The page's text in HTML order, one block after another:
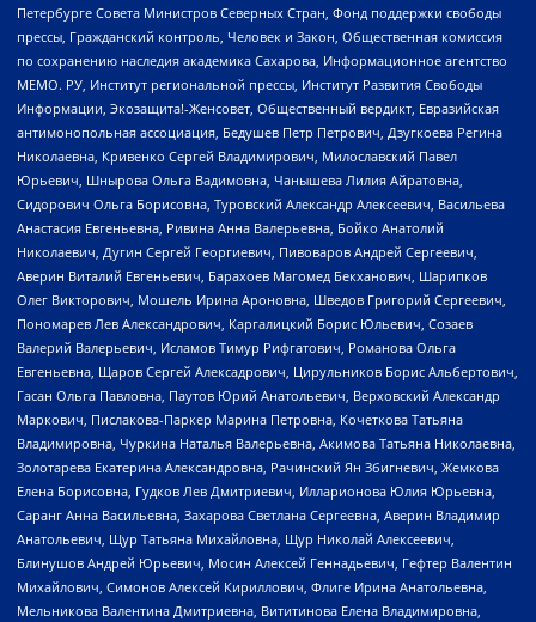
Петербурге Совета Министров Северных Стран, Фонд поддержки свободы
прессы, Гражданский контроль, Человек и Закон, Общественная комиссия
по сохранению наследия академика Сахарова, Информационное агентство
МЕМО. РУ, Институт региональной прессы, Институт Развития Свободы
Информации, Экозащита!-Женсовет, Общественный вердикт, Евразийская
антимонопольная ассоциация, Бедушев Петр Петрович, Дзугкоева Регина
Николаевна, Кривенко Сергей Владимирович, Милославский Павел
Юрьевич, Шнырова Ольга Вадимовна, Чанышева Лилия Айратовна,
Сидорович Ольга Борисовна, Туровский Александр Алексеевич, Васильева
Анастасия Евгеньевна, Ривина Анна Валерьевна, Бойко Анатолий
Николаевич, Дугин Сергей Георгиевич, Пивоваров Андрей Сергеевич,
Аверин Виталий Евгеньевич, Барахоев Магомед Бекханович, Шарипков
Олег Викторович, Мошель Ирина Ароновна, Шведов Григорий Сергеевич,
Пономарев Лев Александрович, Каргалицкий Борис Юльевич, Созаев
Валерий Валерьевич, Исламов Тимур Рифгатович, Романова Ольга
Евгеньевна, Щаров Сергей Алексадрович, Цирульников Борис Альбертович,
Гасан Ольга Павловна, Паутов Юрий Анатольевич, Верховский Александр
Маркович, Пислакова-Паркер Марина Петровна, Кочеткова Татьяна
Владимировна, Чуркина Наталья Валерьевна, Акимова Татьяна Николаевна,
Золотарева Екатерина Александровна, Рачинский Ян Збигневич, Жемкова
Елена Борисовна, Гудков Лев Дмитриевич, Илларионова Юлия Юрьевна,
Саранг Анна Васильевна, Захарова Светлана Сергеевна, Аверин Владимир
Анатольевич, Щур Татьяна Михайловна, Щур Николай Алексеевич,
Блинушов Андрей Юрьевич, Мосин Алексей Геннадьевич, Гефтер Валентин
Михайлович, Симонов Алексей Кириллович, Флиге Ирина Анатольевна,
Мельникова Валентина Дмитриевна, Вититинова Елена Владимировна,